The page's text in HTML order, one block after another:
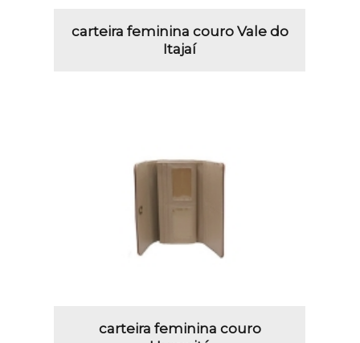
carteira feminina couro Vale do
Itajaí
carteira feminina couro